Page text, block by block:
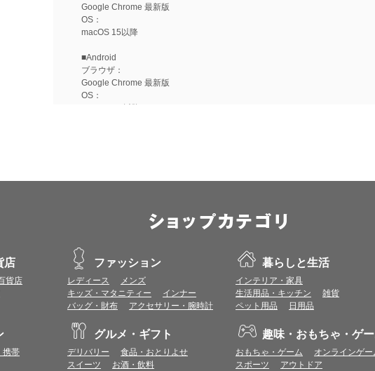
Google Chrome 最新版
OS：
macOS 15以降
■Android
ブラウザ：
Google Chrome 最新版
OS：
iOS 18以降
※上記環境範囲内であっても、ブラウザとOSの組み合わせにより、 一部表
※推奨以外のブラウザや、推奨以前のバージョンのブラウザをご利用の場合
すので、推奨ブラウザでのご利用をお願いいたします。
＜CookieやJavaScriptについて＞
本サービスではCookieとJavaScriptの機能を使用している為、Cookieと
ポイント付与につきまして
ワールドプレゼントのポイント通常1倍分に加え、上乗せとなる1〜19倍分のポ
ントとして付与いたします。
プレミアムポイント付与の対象は、商品代金のみ（税・送料等を除く）となりま
店
貨店
ファッション
レディース
メンズ
キッズ・マタニティー
インナー
バッグ・財布
アクセサリー・腕時計
暮らしと生活
インテリア・家具
生活用品・キッチン
雑貨
ペット用品
日用品
携帯
グルメ・ギフト
デリバリー
食品・おとりよせ
スイーツ
お酒・飲料
趣味・おもちゃ・ゲ
おもちゃ・ゲーム
オンラインゲー
スポーツ
アウトドア